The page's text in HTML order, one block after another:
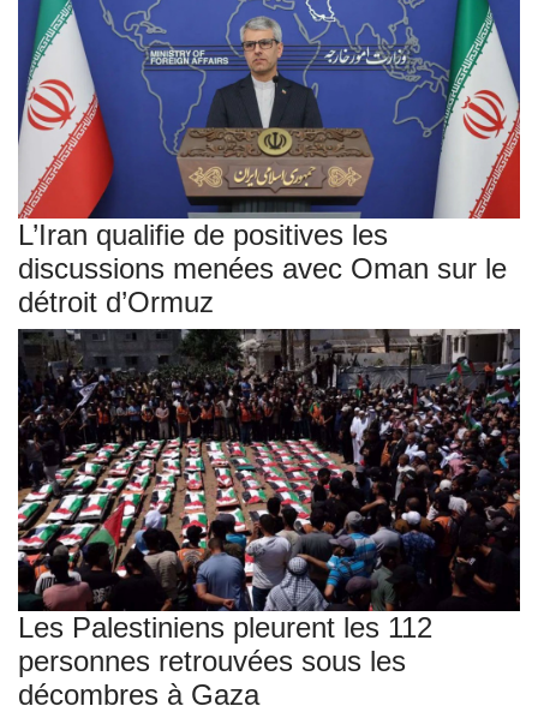
L’Iran qualifie de positives les
discussions menées avec Oman sur le
détroit d’Ormuz
Les Palestiniens pleurent les 112
personnes retrouvées sous les
décombres à Gaza